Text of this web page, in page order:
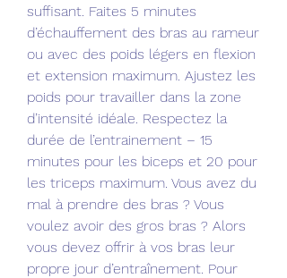
suffisant. Faites 5 minutes
d’échauffement des bras au rameur
ou avec des poids légers en flexion
et extension maximum. Ajustez les
poids pour travailler dans la zone
d’intensité idéale. Respectez la
durée de l’entrainement – 15
minutes pour les biceps et 20 pour
les triceps maximum. Vous avez du
mal à prendre des bras ? Vous
voulez avoir des gros bras ? Alors
vous devez offrir à vos bras leur
propre jour d’entraînement. Pour